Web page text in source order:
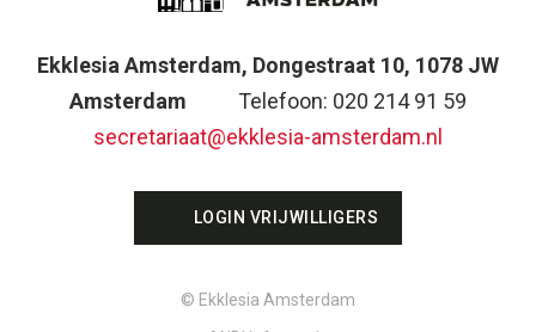
Ekklesia Amsterdam, Dongestraat 10, 1078 JW
Amsterdam
Telefoon: 020 214 91 59
secretariaat@ekklesia-amsterdam.nl
LOGIN VRIJWILLIGERS
© Ekklesia Amsterdam